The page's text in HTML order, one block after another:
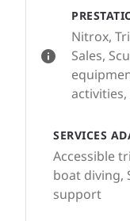
Nitrox,
Sales,
activities,
SERVICES
Accessible
boat diving,
support